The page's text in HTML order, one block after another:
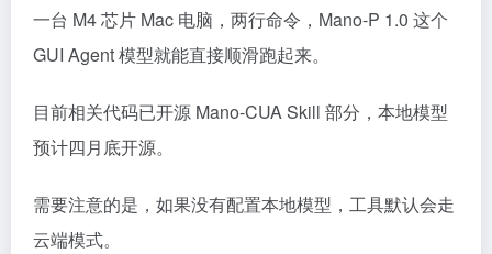
一台 M4 芯片 Mac 电脑，两行命令，Mano-P 1.0 这个
GUI Agent 模型就能直接顺滑跑起来。
目前相关代码已开源 Mano-CUA Skill 部分，本地模型
预计四月底开源。
需要注意的是，如果没有配置本地模型，工具默认会走
云端模式。